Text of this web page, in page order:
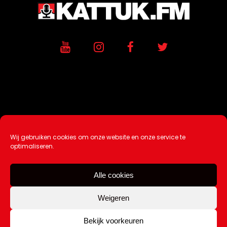
Wij gebruiken cookies om onze website en onze service te
optimaliseren.
Alle cookies
Weigeren
Bekijk voorkeuren
Ontwikkeling / Hosting doorAtSea
Over Ons |Tip de redactie
Contact
Copyright Kattuk.nl 2003-2026